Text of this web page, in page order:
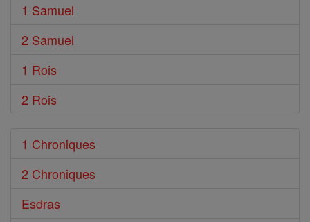
1 Samuel
2 Samuel
1 Rois
2 Rois
1 Chroniques
2 Chroniques
Esdras